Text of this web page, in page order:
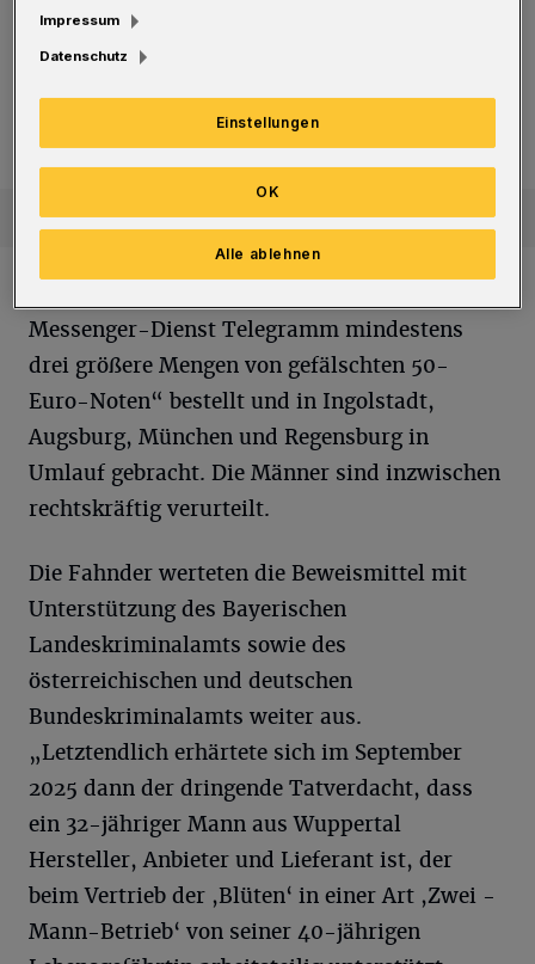
Unfall auf A1: Große Probleme mit
Messenger-Dienst Telegramm mindestens
drei größere Mengen von gefälschten 50-
Euro-Noten“ bestellt und in Ingolstadt,
Augsburg, München und Regensburg in
Umlauf gebracht. Die Männer sind inzwischen
rechtskräftig verurteilt.
Die Fahnder werteten die Beweismittel mit
Unterstützung des Bayerischen
Landeskriminalamts sowie des
österreichischen und deutschen
Bundeskriminalamts weiter aus.
„Letztendlich erhärtete sich im September
2025 dann der dringende Tatverdacht, dass
ein 32-jähriger Mann aus Wuppertal
Hersteller, Anbieter und Lieferant ist, der
beim Vertrieb der ,Blüten‘ in einer Art ,Zwei -
Mann-Betrieb‘ von seiner 40-jährigen
Impressum
Datenschutz
Einstellungen
Alle ablehnen
OK